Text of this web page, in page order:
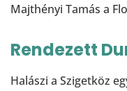
Majthényi Tamás a
Rendezett
Halászi a Szigetköz